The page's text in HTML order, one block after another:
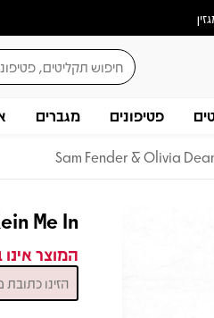
פטיפונים מגברים
Sam Fender & Olivia
Me In
המוצר